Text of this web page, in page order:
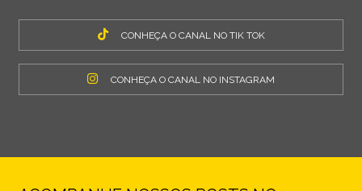
CONHEÇA O CANAL NO TIK TOK
CONHEÇA O CANAL NO INSTAGRAM